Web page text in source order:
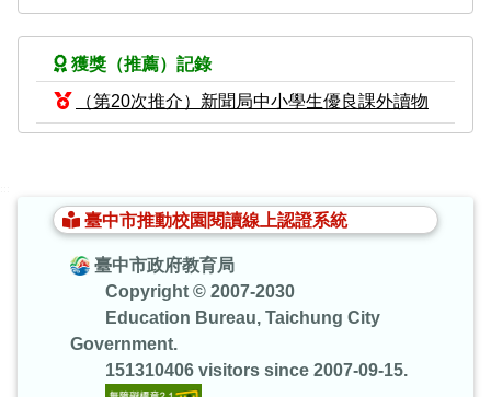
獲獎（推薦）記錄
（第20次推介）新聞局中小學生優良課外讀物
臺中市推動校園閱讀線上認證系統
臺中市政府教育局
Copyright © 2007-2030
Education Bureau, Taichung City
Government.
151310406 visitors since 2007-09-15.